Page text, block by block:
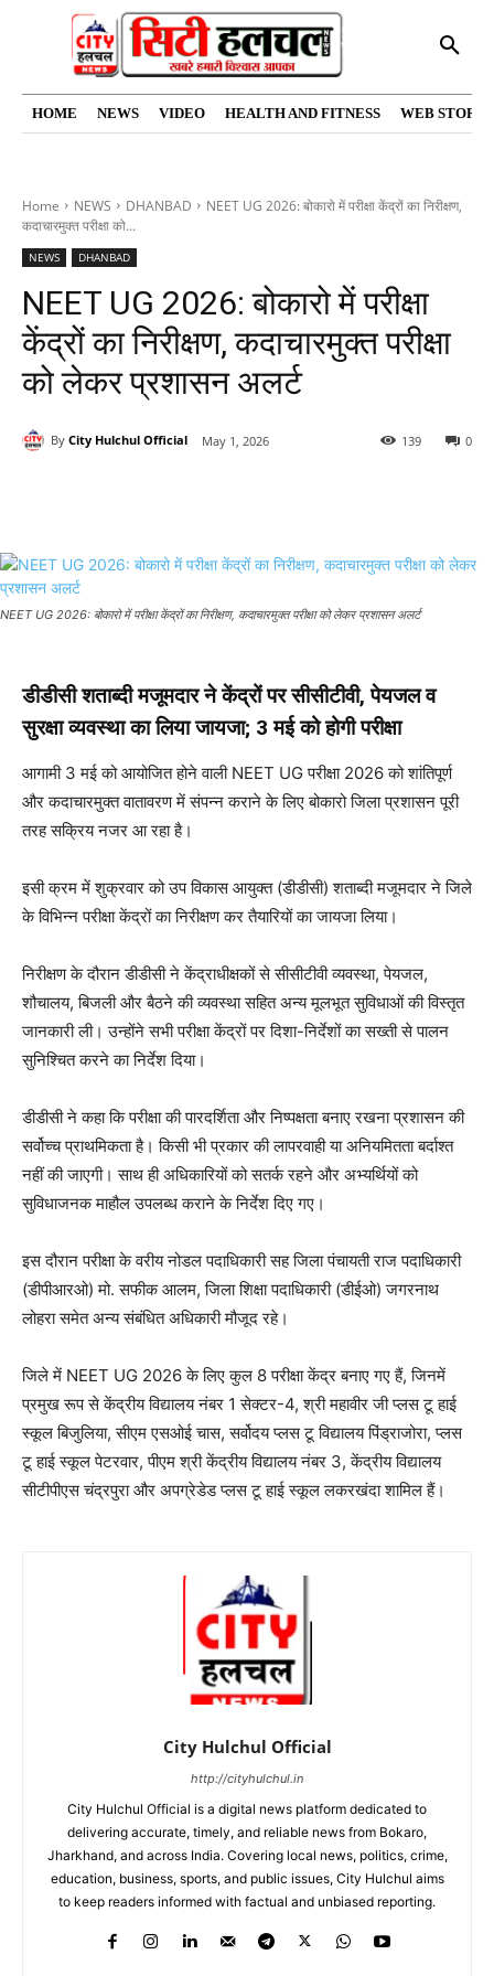
HOME NEWS VIDEO HEALTH AND FITNESS WEB
Home NEWS DHANBAD
NEET UG 2026: बोकारो में परीक्षा केंद्रों का निरीक्षण,
कदाचारमुक्त परीक्षा को...
NEWS DHANBAD
NEET UG 2026: बोकारो में परीक्षा
केंद्रों का निरीक्षण, कदाचारमुक्त परीक्षा
को लेकर प्रशासन अलर्ट
By City Hulchul Official May 1, 2026 0
139
NEET UG 2026: बोकारो में परीक्षा केंद्रों का निरीक्षण, कदाचारमुक्त परीक्षा को लेकर प्रशासन अलर्ट
डीडीसी शताब्दी मजूमदार ने केंद्रों पर सीसीटीवी, पेयजल व
सुरक्षा व्यवस्था का लिया जायजा; 3 मई को होगी परीक्षा
आगामी 3 मई को आयोजित होने वाली NEET UG परीक्षा 2026 को शांतिपूर्ण
और कदाचारमुक्त वातावरण में संपन्न कराने के लिए बोकारो जिला प्रशासन पूरी
तरह सक्रिय नजर आ रहा है।
इसी क्रम में शुक्रवार को उप विकास आयुक्त (डीडीसी) शताब्दी मजूमदार ने जिले
के विभिन्न परीक्षा केंद्रों का निरीक्षण कर तैयारियों का जायजा लिया।
निरीक्षण के दौरान डीडीसी ने केंद्राधीक्षकों से सीसीटीवी व्यवस्था, पेयजल,
शौचालय, बिजली और बैठने की व्यवस्था सहित अन्य मूलभूत सुविधाओं की विस्तृत
जानकारी ली। उन्होंने सभी परीक्षा केंद्रों पर दिशा-निर्देशों का सख्ती से पालन
सुनिश्चित करने का निर्देश दिया।
डीडीसी ने कहा कि परीक्षा की पारदर्शिता और निष्पक्षता बनाए रखना प्रशासन की
सर्वोच्च प्राथमिकता है। किसी भी प्रकार की लापरवाही या अनियमितता बर्दाश्त
नहीं की जाएगी। साथ ही अधिकारियों को सतर्क रहने और अभ्यर्थियों को
सुविधाजनक माहौल उपलब्ध कराने के निर्देश दिए गए।
इस दौरान परीक्षा के वरीय नोडल पदाधिकारी सह जिला पंचायती राज पदाधिकारी
(डीपीआरओ) मो. सफीक आलम, जिला शिक्षा पदाधिकारी (डीईओ) जगरनाथ
लोहरा समेत अन्य संबंधित अधिकारी मौजूद रहे।
जिले में NEET UG 2026 के लिए कुल 8 परीक्षा केंद्र बनाए गए हैं, जिनमें
प्रमुख रूप से केंद्रीय विद्यालय नंबर 1 सेक्टर-4, श्री महावीर जी प्लस टू हाई
स्कूल बिजुलिया, सीएम एसओई चास, सर्वोदय प्लस टू विद्यालय पिंड्राजोरा, प्लस
टू हाई स्कूल पेटरवार, पीएम श्री केंद्रीय विद्यालय नंबर 3, केंद्रीय विद्यालय
सीटीपीएस चंद्रपुरा और अपग्रेडेड प्लस टू हाई स्कूल लकरखंदा शामिल हैं।
City Hulchul Official
http://cityhulchul.in
City Hulchul Official is a digital news platform dedicated to
delivering accurate, timely, and reliable news from Bokaro,
Jharkhand, and across India. Covering local news, politics, crime,
education, business, sports, and public issues, City Hulchul aims
to keep readers informed with factual and unbiased reporting.